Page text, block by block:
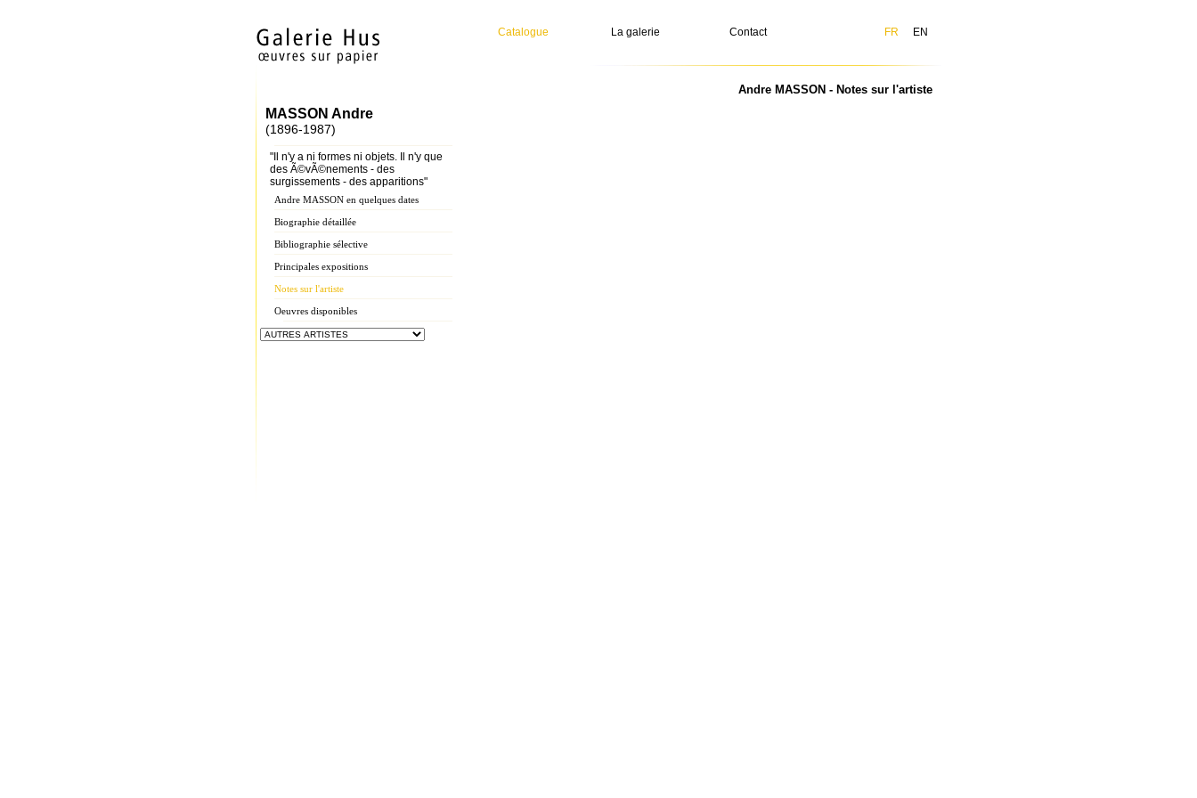
Catalogue La galerie Contact FR EN
MASSON Andre
(1896-1987)
"Il n'y a ni formes ni objets. Il n'y que
des Ã©vÃ©nements - des
surgissements - des apparitions"
Andre MASSON en quelques dates
Biographie détaillée
Bibliographie sélective
Principales expositions
Notes sur l'artiste
Oeuvres disponibles
Andre MASSON - Notes sur l'artiste